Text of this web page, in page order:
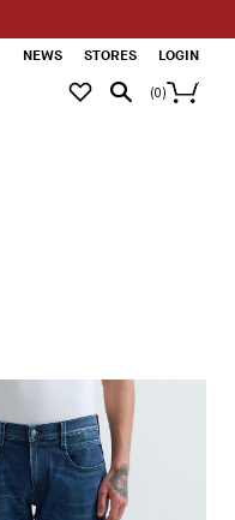
NEWS STORES LOGIN
(0)